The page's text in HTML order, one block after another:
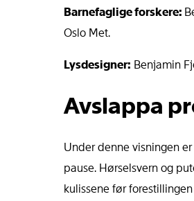
Barnefaglige forskere:
Oslo Met.
Lysdesigner: Benjamin
Avslappa
Under denne visningen
pause. Hørselsvern og
kulissene før